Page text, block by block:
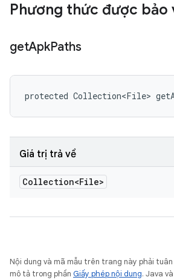
Phương thức được bảo
getApkPaths
protected Collection<File>
Giá trị trả về
Collection<File>
Nội dung và mã mẫu trên trang này phải
mô tả trong phần Giấy phép nội dung. Java